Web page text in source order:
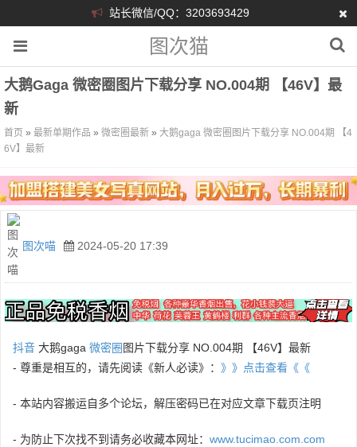
站长微信/QQ：3203693429
图次猫
大鹅gaga 微密圈图片下载分享 NO.004期 【46V】最
新
首页 » 最新单期作品 » 微密圈最新 » 大鹅gaga 微密圈图片下载分享 NO.004期 【4
6V】最新
图次喵 2024-05-20 17:39
抖音 大鹅gaga 微密圈 图片下载分享 NO.004期 【46V】最新
- 尊重是相互的，请先阅读《新人必读》： 》》点击查看《《
- 本站内容搬运自多个论坛，解压密码已在对应文章下载页注明
- 为防止下次找不到请务必收藏本网址： www.tucimao.com.com